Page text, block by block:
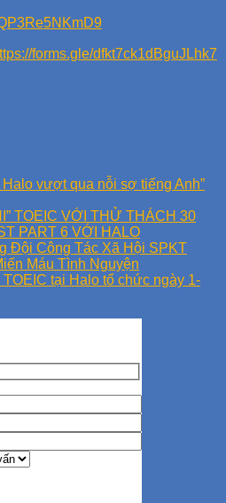
forms.gle/dfkt7ck1dBguJLhk7
vượt qua nỗi sợ tiếng Anh”
TOEIC VỚI THỬ THÁCH 30
PART 6 VỚI HALO
Đội Công Tác Xã Hội SPKT
Máu Tình Nguyện
tại Halo tổ chức ngày 1-